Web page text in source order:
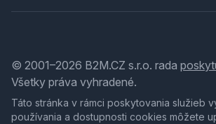
© 2001–2026 B2M.CZ s.r.o. rada
Všetky práva vyhradené.
Táto stránka v rámci poskytovania služieb
používania a dostupnosti cookies môžete